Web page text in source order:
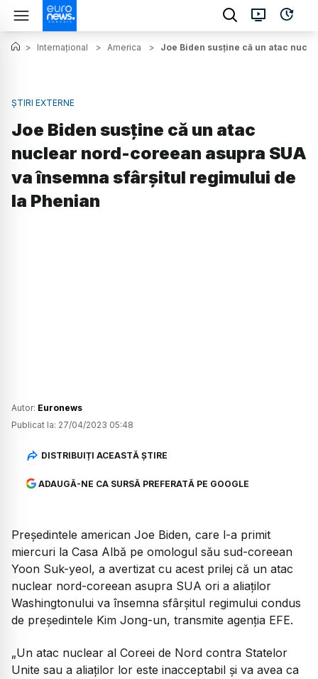
> Internațional > America > Joe Biden susține că un atac
ȘTIRI EXTERNE
Joe Biden susține că un atac
nuclear nord-coreean asupra SUA
va însemna sfârşitul regimului de
la Phenian
Autor: Euronews
Publicat la: 27/04/2023 05:48
DISTRIBUIȚI ACEASTĂ ȘTIRE
ADAUGĂ-NE CA SURSĂ PREFERATĂ PE GOOGLE
Preşedintele american Joe Biden, care l-a primit
miercuri la Casa Albă pe omologul său sud-coreean
Yoon Suk-yeol, a avertizat cu acest prilej că un atac
nuclear nord-coreean asupra SUA ori a aliaţilor
Washingtonului va însemna sfârşitul regimului condus
de preşedintele Kim Jong-un, transmite agenţia EFE.
„Un atac nuclear al Coreei de Nord contra Statelor
Unite sau a aliaţilor lor este inacceptabil şi va avea ca